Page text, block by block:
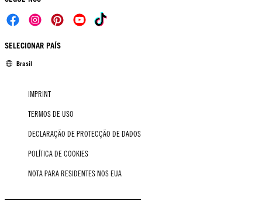
SELECIONAR PAÍS
Brasil
IMPRINT
TERMOS DE USO
DECLARAÇÃO DE PROTECÇÃO DE DADOS
POLÍTICA DE COOKIES
NOTA PARA RESIDENTES NOS EUA